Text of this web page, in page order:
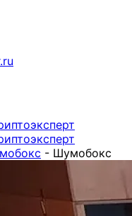
- Шумобокс